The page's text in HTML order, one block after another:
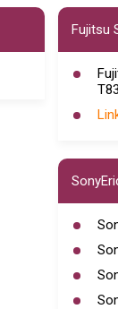
Fujitsu